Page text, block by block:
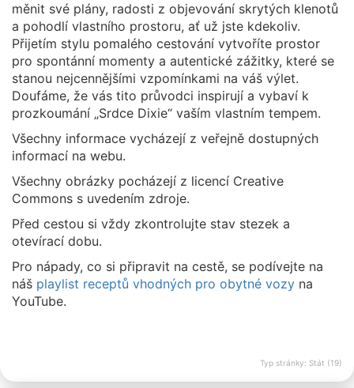
měnit své plány, radosti z objevování skrytých klenotů
a pohodlí vlastního prostoru, ať už jste kdekoliv.
Přijetím stylu pomalého cestování vytvoříte prostor
pro spontánní momenty a autentické zážitky, které se
stanou nejcennějšími vzpomínkami na váš výlet.
Doufáme, že vás tito průvodci inspirují a vybaví k
prozkoumání „Srdce Dixie“ vaším vlastním tempem.
Všechny informace vycházejí z veřejně dostupných
informací na webu.
Všechny obrázky pocházejí z licencí Creative
Commons s uvedením zdroje.
Před cestou si vždy zkontrolujte stav stezek a
otevírací dobu.
Pro nápady, co si připravit na cestě, se podívejte na
náš playlist receptů vhodných pro obytné vozy na
YouTube.
Typ stránky: Stát (19)